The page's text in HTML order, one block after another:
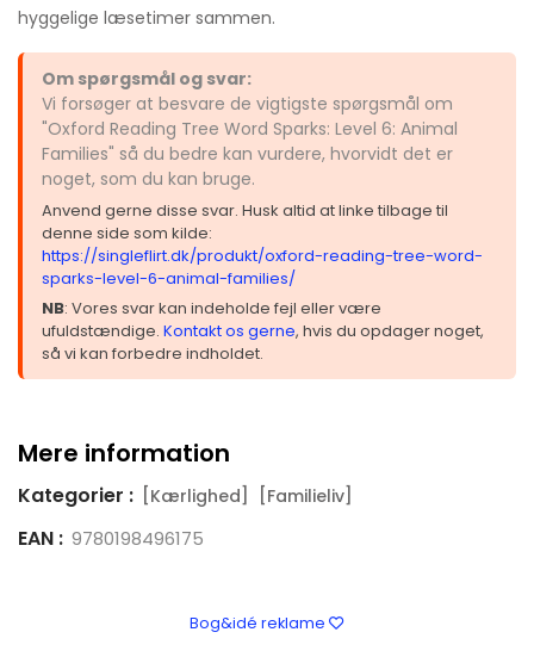
hyggelige læsetimer sammen.
Om spørgsmål og svar:
Vi forsøger at besvare de vigtigste spørgsmål om
"Oxford Reading Tree Word Sparks: Level 6: Animal
Families" så du bedre kan vurdere, hvorvidt det er
noget, som du kan bruge.
Anvend gerne disse svar. Husk altid at linke tilbage til
denne side som kilde:
https://singleflirt.dk/produkt/oxford-reading-tree-word-
sparks-level-6-animal-families/
NB: Vores svar kan indeholde fejl eller være
ufuldstændige. Kontakt os gerne, hvis du opdager noget,
så vi kan forbedre indholdet.
Mere information
Kategorier : [Kærlighed] [Familieliv]
EAN : 9780198496175
Bog&idé reklame